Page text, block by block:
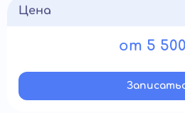
Цена
от 5